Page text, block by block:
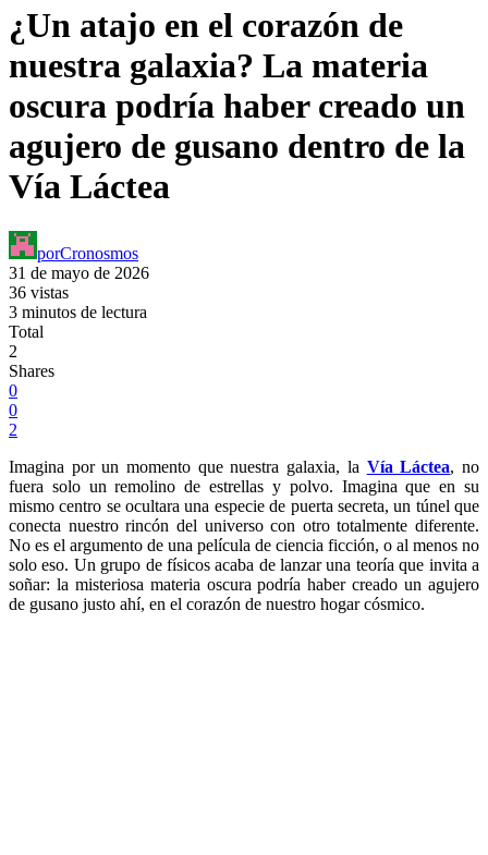
¿Un atajo en el corazón de
nuestra galaxia? La materia
oscura podría haber creado un
agujero de gusano dentro de la
Vía Láctea
porCronosmos
31 de mayo de 2026
36 vistas
3 minutos de lectura
Total
2
Shares
0
0
2
Imagina por un momento que nuestra galaxia, la Vía Láctea, no
fuera solo un remolino de estrellas y polvo. Imagina que en su
mismo centro se ocultara una especie de puerta secreta, un túnel que
conecta nuestro rincón del universo con otro totalmente diferente.
No es el argumento de una película de ciencia ficción, o al menos no
solo eso. Un grupo de físicos acaba de lanzar una teoría que invita a
soñar: la misteriosa materia oscura podría haber creado un agujero
de gusano justo ahí, en el corazón de nuestro hogar cósmico.